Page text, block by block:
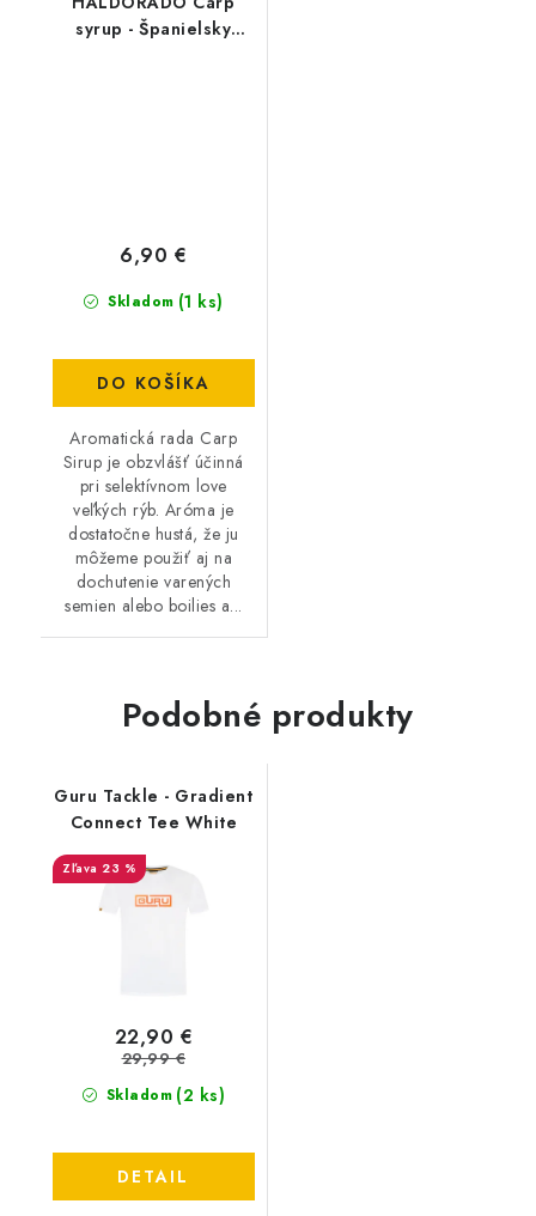
syrup - Španielsky
Skladom (1 ks)
6,90 €
DO KOŠÍKA
Aromatická rada Carp
Sirup je obzvlášť účinná
pri selektívnom love
veľkých rýb. Aróma je
dostatočne hustá, že ju
môžeme použiť aj na
dochutenie varených
semien alebo boilies a...
Podobné produkty
Guru Tackle - Gradient
Connect Tee White
23 %
Skladom (2 ks)
22,90 €
29,99 €
DETAIL